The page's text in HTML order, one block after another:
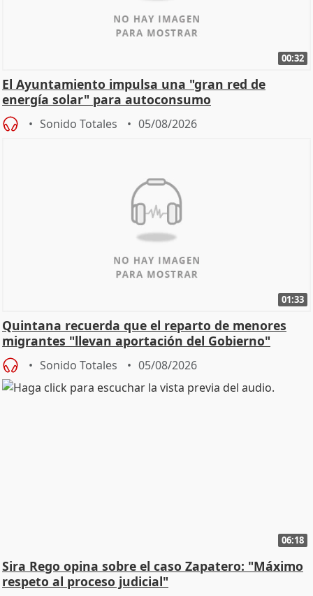
00:32
El Ayuntamiento impulsa una "gran red de
energía solar" para autoconsumo
Sonido Totales 05/08/2026
01:33
Quintana recuerda que el reparto de menores
migrantes "llevan aportación del Gobierno"
central
Sonido Totales 05/08/2026
06:18
Sira Rego opina sobre el caso Zapatero: "Máximo
respeto al proceso judicial"